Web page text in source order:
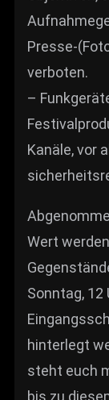
Presse-
verboten.
–
Kanäle, vor
Wert
Sonntag, 12
hinterlegt
steht euch
bis zu